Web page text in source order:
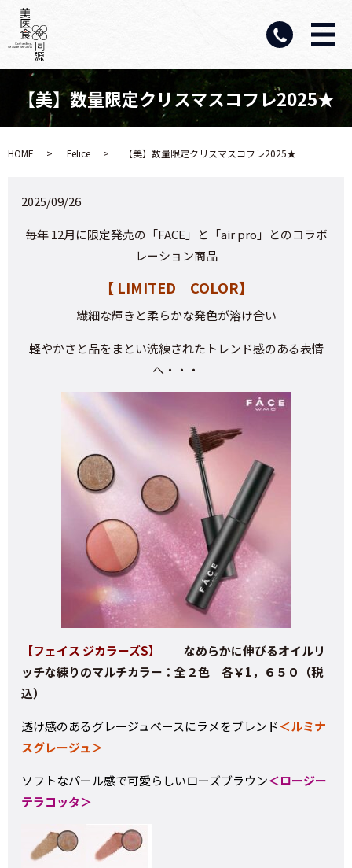
【美】数量限定クリスマスコフレ2025★
HOME Felice 【美】数量限定クリスマスコフレ2025★
2025/09/26
毎年 12月に限定発売の「FACE」と「air pro」とのコラボ
レーション商品
【 LIMITED COLOR】
繊細な輝きと柔らかな発色が溶け合い
軽やかさと品をまとい洗練されたトレンド感のある表情
へ・・・
【フェイス ジカラーズS】
なめらかに伸びるオイルリ
ッチな練りのマルチカラー：全２色 各￥1，６５０（税
込）
透け感のあるグレージュベースにラメをブレンド＜ルミナ
スグレージュ＞
ソフトなパール感で可愛らしいローズブラウン＜ロージー
テラコッタ＞